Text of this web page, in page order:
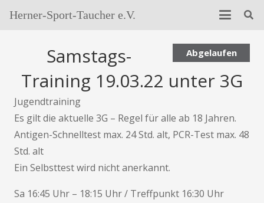
Herner-Sport-Taucher e.V.
Abgelaufen
Samstags-
Training 19.03.22 unter 3G
Jugendtraining
Es gilt die aktuelle 3G – Regel für alle ab 18 Jahren.
Antigen-Schnelltest max. 24 Std. alt, PCR-Test max. 48
Std. alt
Ein Selbsttest wird nicht anerkannt.
Sa 16:45 Uhr – 18:15 Uhr / Treffpunkt 16:30 Uhr